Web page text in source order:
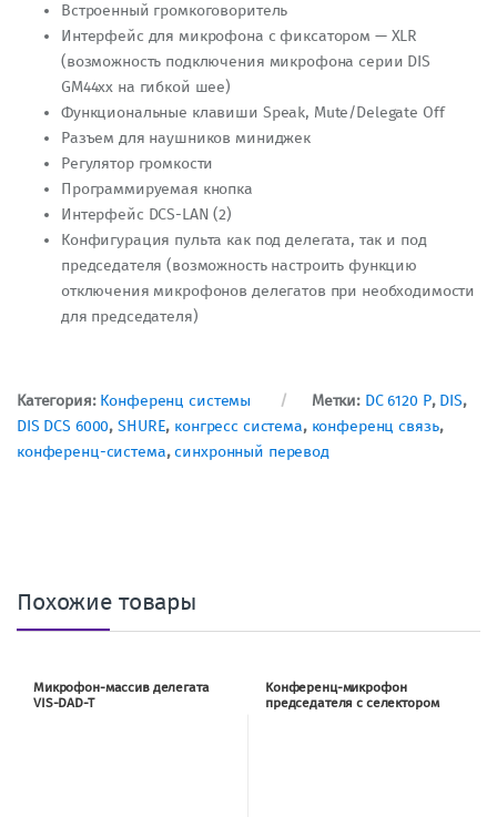
Встроенный громкоговоритель
Интерфейс для микрофона с фиксатором — XLR
(возможность подключения микрофона серии DIS
GM44хх на гибкой шее)
Функциональные клавиши Speak, Mute/Delegate Off
Разъем для наушников миниджек
Регулятор громкости
Программируемая кнопка
Интерфейс DCS-LAN (2)
Конфигурация пульта как под делегата, так и под
председателя (возможность настроить функцию
отключения микрофонов делегатов при необходимости
для председателя)
Категория: Конференц системы Метки: DC 6120 P, DIS,
DIS DCS 6000,SHURE, конгресс система, конференц связь,
конференц-система,синхронный перевод
Похожие товары
Микрофон-массив делегата
VIS-DAD-T
Конференц-микрофон
председателя с селектором